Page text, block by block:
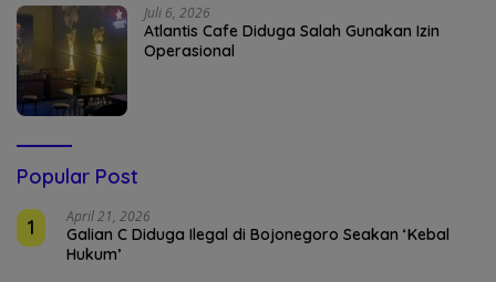
Juli 6, 2026
Atlantis Cafe Diduga Salah Gunakan Izin
Operasional
Popular Post
1
April 21, 2026
Galian C Diduga Ilegal di Bojonegoro Seakan ‘Kebal
Hukum’